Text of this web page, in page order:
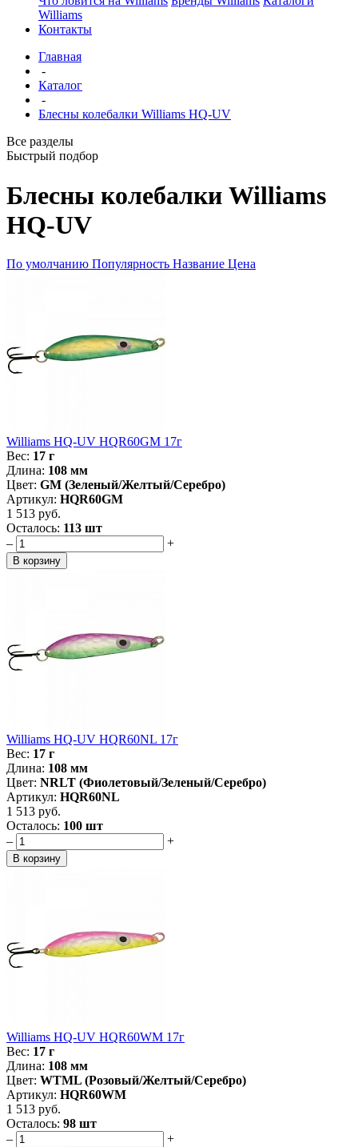
Williams
Контакты
Главная
-
Каталог
-
Блесны колебалки Williams HQ-UV
Все разделы
Быстрый подбор
Блесны колебалки Williams
HQ-UV
По умолчанию Популярность Название Цена
Williams HQ-UV HQR60GM 17г
Вес: 17 г
Длина: 108 мм
Цвет: GM (Зеленый/Желтый/Серебро)
Артикул: HQR60GM
1 513 руб.
Осталось: 113 шт
–
+
Williams HQ-UV HQR60NL 17г
Вес: 17 г
Длина: 108 мм
Цвет: NRLT (Фиолетовый/Зеленый/Серебро)
Артикул: HQR60NL
1 513 руб.
Осталось: 100 шт
–
+
Williams HQ-UV HQR60WM 17г
Вес: 17 г
Длина: 108 мм
Цвет: WTML (Розовый/Желтый/Серебро)
Артикул: HQR60WM
1 513 руб.
Осталось: 98 шт
–
+